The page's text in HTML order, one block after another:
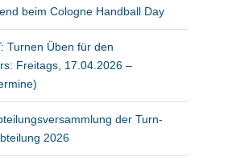
beim Cologne Handball Day
Turnen Üben für den
Freitags, 17.04.2026 –
der Turn-
2026